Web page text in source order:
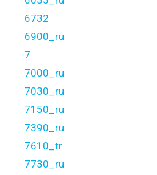
6732
6900_ru
7
7000_ru
7030_ru
7150_ru
7390_ru
7610_tr
7730_ru